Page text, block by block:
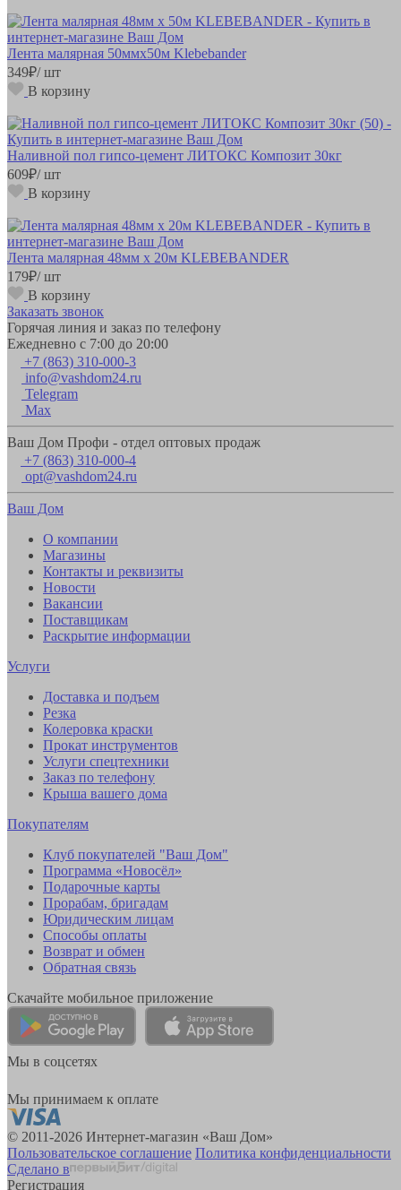
Лента малярная 50ммх50м Klebebander
349₽/ шт
В корзину
Наливной пол гипсо-цемент ЛИТОКС Композит 30кг
609₽/ шт
В корзину
Лента малярная 48мм х 20м KLEBEBANDER
179₽/ шт
В корзину
Заказать звонок
Горячая линия и заказ по телефону
Ежедневно с 7:00 до 20:00
+7 (863) 310-000-3
info@vashdom24.ru
Telegram
Max
Ваш Дом Профи - отдел оптовых продаж
+7 (863) 310-000-4
opt@vashdom24.ru
Ваш Дом
О компании
Магазины
Контакты и реквизиты
Новости
Вакансии
Поставщикам
Раскрытие информации
Услуги
Доставка и подъем
Резка
Колеровка краски
Прокат инструментов
Услуги спецтехники
Заказ по телефону
Крыша вашего дома
Покупателям
Клуб покупателей "Ваш Дом"
Программа «Новосёл»
Подарочные карты
Прорабам, бригадам
Юридическим лицам
Способы оплаты
Возврат и обмен
Обратная связь
Скачайте мобильное приложение
Мы в соцсетях
Мы принимаем к оплате
© 2011-2026 Интернет-магазин «Ваш Дом»
Пользовательское соглашение Политика конфиденциальности
Сделано в
Регистрация